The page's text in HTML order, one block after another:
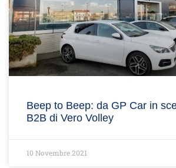
Beep to Beep: da GP Car in
B2B di Vero Volley
10 Novembre 2021